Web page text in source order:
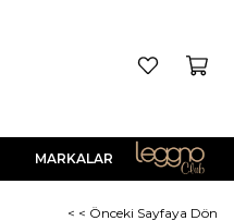
MARKALAR
< < Önceki Sayfaya Dön